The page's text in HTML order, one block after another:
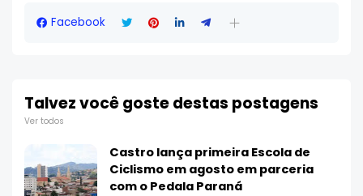
Facebook
Talvez você goste destas postagens
Ver todos
Castro lança primeira Escola de
Ciclismo em agosto em parceria
com o Pedala Paraná